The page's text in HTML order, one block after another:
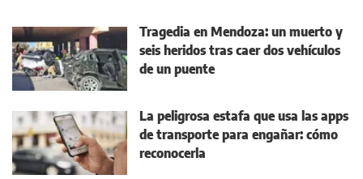
Tragedia en Mendoza: un muerto y
seis heridos tras caer dos vehículos
de un puente
La peligrosa estafa que usa las apps
de transporte para engañar: cómo
reconocerla